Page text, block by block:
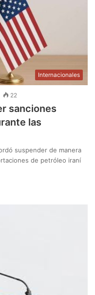
Internacionales
22
sanciones
las
suspender de manera
de petróleo iraní